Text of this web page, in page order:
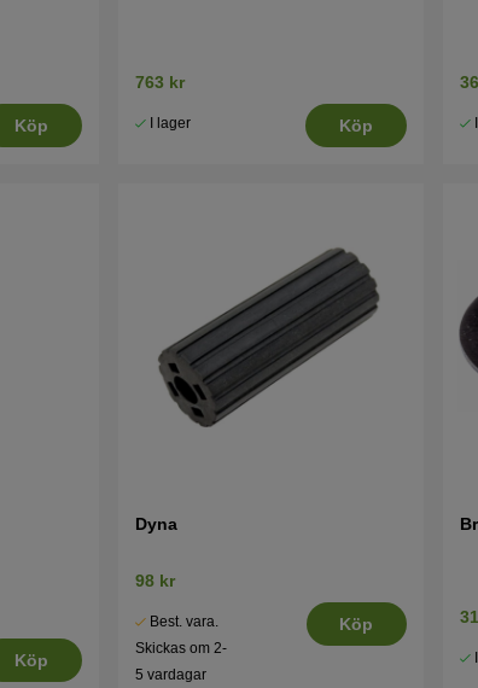
Köp
763 kr
I lager Köp
Köp
Dyna
98 kr
Best. vara.
Skickas om 2-
5 vardagar
Köp